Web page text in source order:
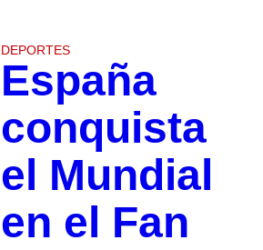
DEPORTES
España
conquista
el Mundial
en el Fan